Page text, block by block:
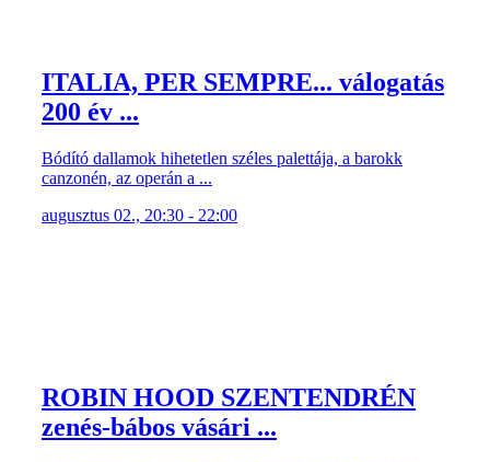
ITALIA, PER SEMPRE... válogatás
200 év ...
Bódító dallamok hihetetlen széles palettája, a barokk
canzonén, az operán a ...
augusztus 02., 20:30 - 22:00
ROBIN HOOD SZENTENDRÉN
zenés-bábos vásári ...